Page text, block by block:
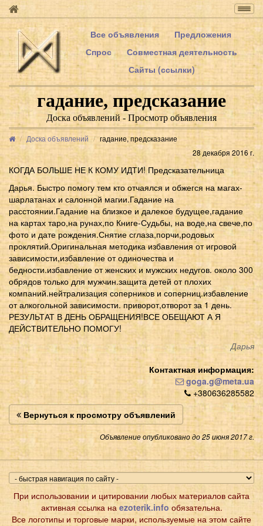
Все объявления
Предложения
Спрос
Совместная деятельность
Сайты (ссылки)
гадание, предсказание
Доска объявлений - Просмотр объявления
Доска объявлений
гадание, предсказание
28 декабря 2016 г.
КОГДА БОЛЬШЕ НЕ К КОМУ ИДТИ! Предсказательница
Дарья. Быстро помогу тем кто отчаялся и обжегся на магах-
шарлатанах и салонной магии.Гадание на
расстоянии.Гадание на близкое и далекое будущее,гадание
на картах таро,на рунах,по Книге-Судьбы, на воде,на свече,по
фото и дате рождения.Снятие сглаза,порчи,родовых
проклятий.Оригинальная методика избавления от игровой
зависимости,избавление от одиночества и
бедности.избавление от женских и мужских недугов. около 300
обрядов только для мужчин.защита детей от плохих
компаний.нейтрализация соперников и соперниц.избавление
от алкогольной зависимости. приворот,отворот за 1 день.
РЕЗУЛЬТАТ В ДЕНЬ ОБРАЩЕНИЯ!ВСЕ ОБЕЩАЮТ А Я
ДЕЙСТВИТЕЛЬНО ПОМОГУ!
Дарья
Контактная информация:
goga.g@meta.ua
+380636285582
Вернуться к просмотру объявлений
Объявление опубликовано до 25 июня 2017 г.
При использовании и цитировании любых материалов сайта
активная ссылка наezoterik.info обязательна.
Все логотипы и торговые марки, используемые на этом сайте